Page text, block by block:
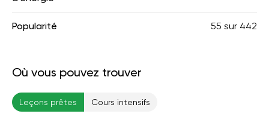
Popularité 55 sur 442
Où vous pouvez trouver
Leçons prêtes Cours intensifs